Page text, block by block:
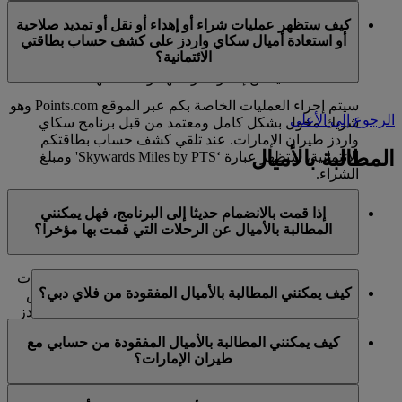
يستخدمون حسابا شخصيا في برنامج سكاي واردز لطيران
الإمارات ولا تنطبق على حسابات برنامج العائلة. وهذا يعني أنه
لا يمكن شراء أميال سكاي واردز إضافية لحسابات برنامج
العائلة، كما لا يمكن إهداؤها أو نقلها أو استعادتها.
كيف ستظهر عمليات شراء أو إهداء أو نقل أو تمديد صلاحية
أو استعادة أميال سكاي واردز على كشف حساب بطاقتي
الائتمانية؟
سيتم إجراء العمليات الخاصة بكم عبر الموقع Points.com وهو
شريك مخول بشكل كامل ومعتمد من قبل برنامج سكاي
واردز طيران الإمارات. عند تلقي كشف حساب بطاقتكم
الائتمانية، ستظهر عبارة ‘Skywards Miles by PTS' ومبلغ
الشراء.
يرجى زيارة هذهالصفحة للحصول على المزيد من المعلومات.
الرجوع إلى الأعلى
المطالبة بالأميال
إذا قمت بالانضمام حديثا إلى البرنامج، فهل يمكنني
المطالبة بالأميال عن الرحلات التي قمت بها مؤخرا؟
نعم، يمكن للأعضاء الجدد المطالبة بالأميال بالنسبة للرحلات
التي تم القيام بها مع طيران الإمارات وفلاي دبي وكوانتاس
قبل ما يصل إلى شهرين من تاريخ التسجيل في سكاي واردز
ومع ذلك، فإن أي معاملات أخرى، مثل الرحلات مع الخطوط
كيف يمكنني المطالبة بالأميال المفقودة من فلاي دبي؟
تسجيل الدخول وإرسال مطالبة عبر الإنترنت على الموقع
كيف يمكنني المطالبة بالأميال المفقودة من حسابي مع
طيران الإمارات؟